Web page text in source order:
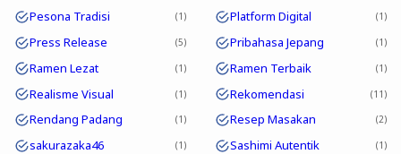
Pesona Tradisi 1 Platform Digital 1
Press Release 5 Pribahasa Jepang 1
Ramen Lezat 1 Ramen Terbaik 1
Realisme Visual 1 Rekomendasi 11
Rendang Padang 1 Resep Masakan 2
sakurazaka46 1 Sashimi Autentik 1